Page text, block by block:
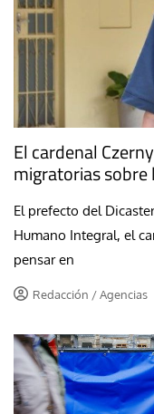
El cardenal
migratorias sobre
El prefecto del
Humano Integral, el
pensar en
Redacción / Agencias